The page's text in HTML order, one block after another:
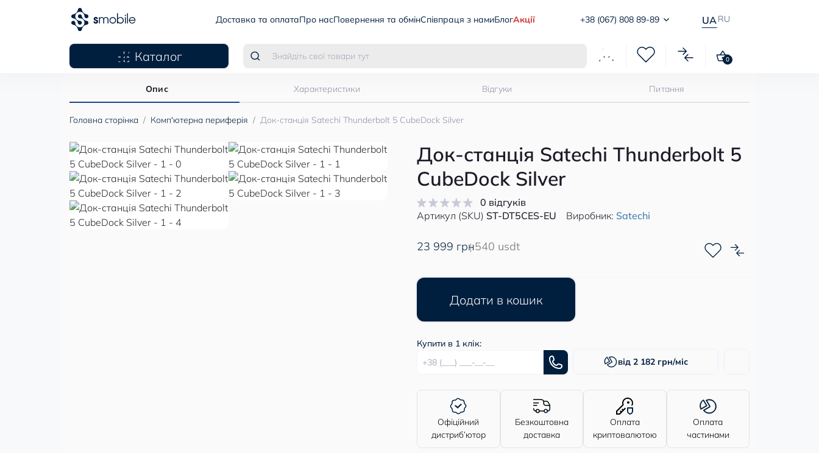
Доставка та оплатаПро насПовернення та обмінСпівпраця з намиБлогАкції +38 (067) 808 89-89 UA RU
Каталог 0
Головна сторінка Комп'ютерна периферія Док-станція Satechi Thunderbolt 5 CubeDock Silver
Опис Характеристики Відгуки Питання
Док-станція Satechi Thunderbolt 5
CubeDock Silver
0 відгуків
Артикул (SKU) ST-DT5CES-EU Виробник: Satechi
23 999 грн540 usdt
Додати в кошик
Купити в 1 клік:
від 2 182 грн/міс
Офіційний
дистриб’ютор
Безкоштовна
доставка
Оплата
криптовалютою
Оплата
частинами